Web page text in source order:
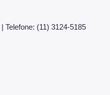
| Telefone: (11) 3124-5185